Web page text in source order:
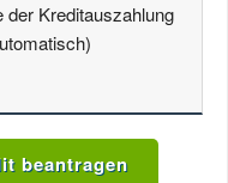
Kreditauszahlung
beantragen